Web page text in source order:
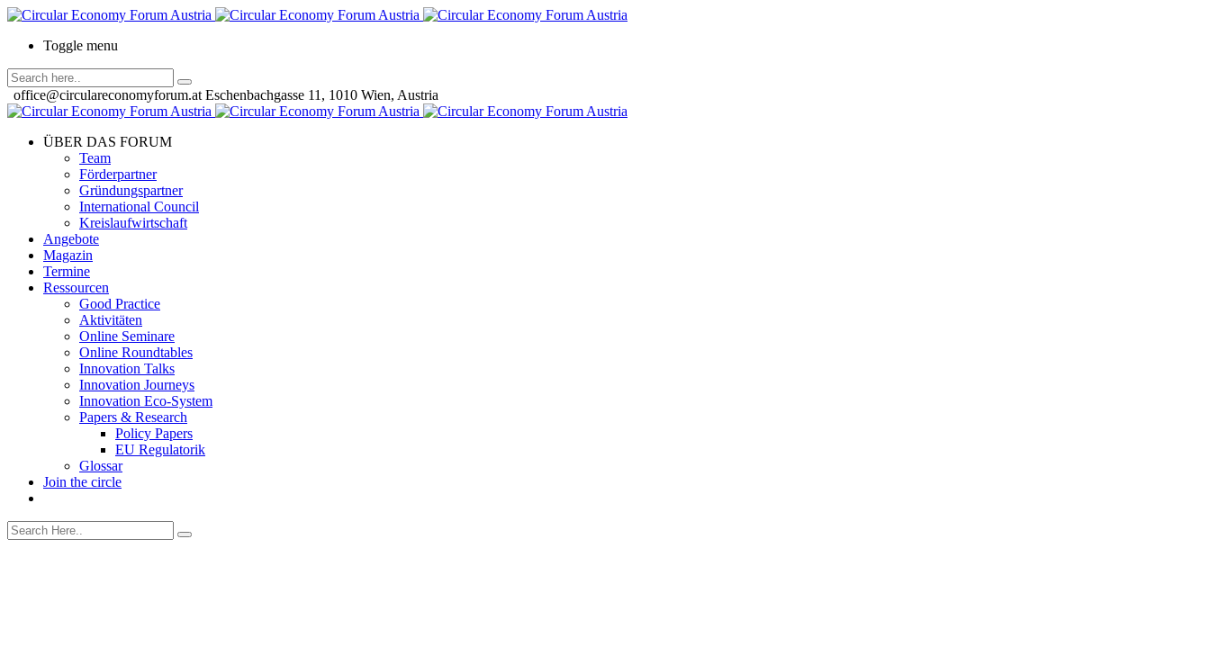
Toggle menu
office@circulareconomyforum.at Eschenbachgasse 11, 1010 Wien, Austria
ÜBER DAS FORUM
Team
Förderpartner
Gründungspartner
International Council
Kreislaufwirtschaft
Angebote
Magazin
Termine
Ressourcen
Good Practice
Aktivitäten
Online Seminare
Online Roundtables
Innovation Talks
Innovation Journeys
Innovation Eco-System
Papers & Research
Policy Papers
EU Regulatorik
Glossar
Join the circle